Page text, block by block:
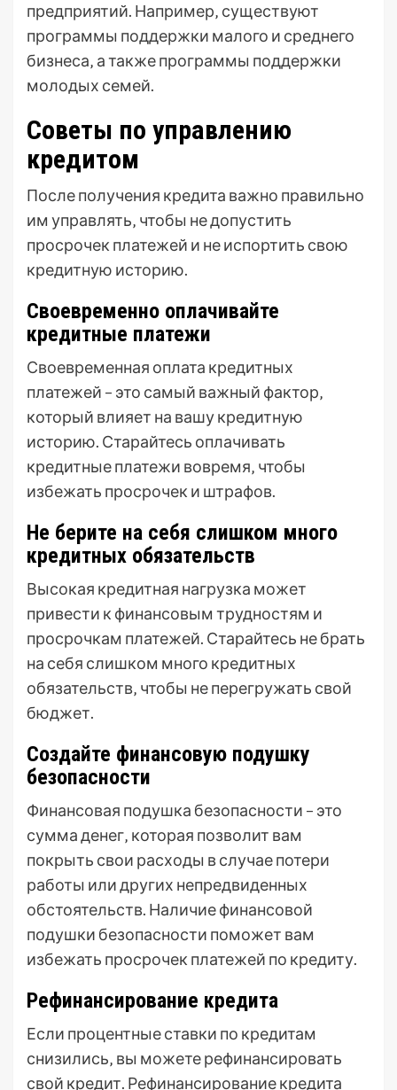
предприятий. Например‚ существуют
программы поддержки малого и среднего
бизнеса‚ а также программы поддержки
молодых семей.
Советы по управлению
кредитом
После получения кредита важно правильно
им управлять‚ чтобы не допустить
просрочек платежей и не испортить свою
кредитную историю.
Своевременно оплачивайте
кредитные платежи
Своевременная оплата кредитных
платежей – это самый важный фактор‚
который влияет на вашу кредитную
историю. Старайтесь оплачивать
кредитные платежи вовремя‚ чтобы
избежать просрочек и штрафов.
Не берите на себя слишком много
кредитных обязательств
Высокая кредитная нагрузка может
привести к финансовым трудностям и
просрочкам платежей. Старайтесь не брать
на себя слишком много кредитных
обязательств‚ чтобы не перегружать свой
бюджет.
Создайте финансовую подушку
безопасности
Финансовая подушка безопасности – это
сумма денег‚ которая позволит вам
покрыть свои расходы в случае потери
работы или других непредвиденных
обстоятельств. Наличие финансовой
подушки безопасности поможет вам
избежать просрочек платежей по кредиту.
Рефинансирование кредита
Если процентные ставки по кредитам
снизились‚ вы можете рефинансировать
свой кредит. Рефинансирование кредита